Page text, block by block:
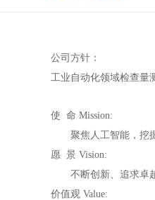
公司方针：
工业自动化领域检查量
使 命 Mission:
聚焦人工智能，挖掘
愿 景 Vision:
不断创新、追求卓越
价值观 Value: